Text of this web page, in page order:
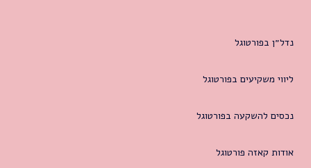
נדל״ן בפורטוגל
ליווי משקיעים בפורטוגל
נכסים להשקעה בפורטוגל
אודות קאזה פורטוגל